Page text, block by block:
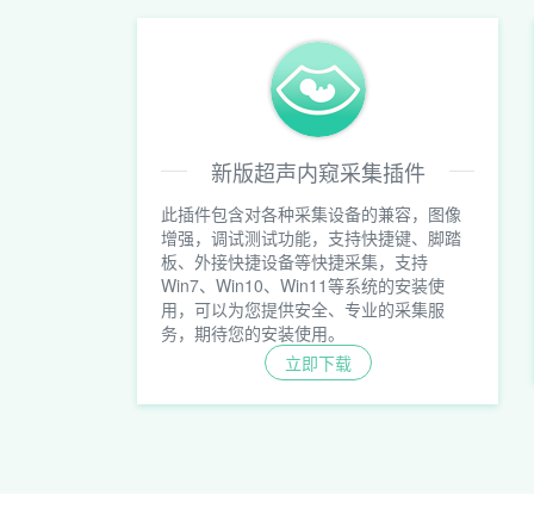
新版超声内窥采集插件
此插件包含对各种采集设备的兼容，图像
增强，调试测试功能，支持快捷键、脚踏
板、外接快捷设备等快捷采集，支持
Win7、Win10、Win11等系统的安装使
用，可以为您提供安全、专业的采集服
务，期待您的安装使用。
立即下载